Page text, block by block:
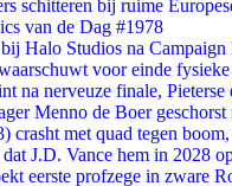
schitteren bij ruime
van de Dag #1978
Halo Studios na Campaign
voor einde fysieke
na nerveuze finale, Pieterse
Menno de Boer
crasht met quad tegen
J.D. Vance hem in 2028
eerste profzege in zware